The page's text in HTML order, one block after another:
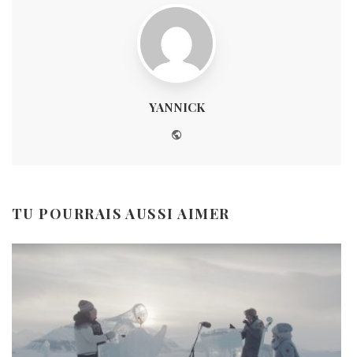
YANNICK
TU POURRAIS AUSSI AIMER